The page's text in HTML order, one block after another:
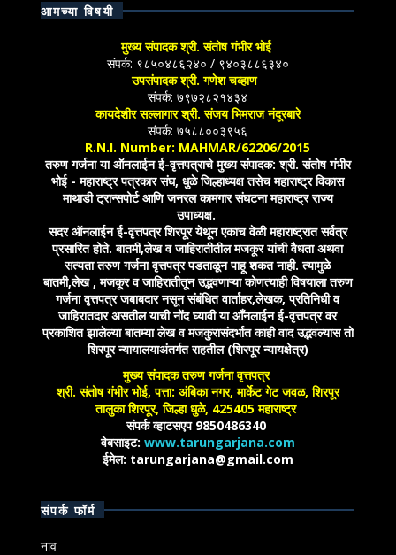
आमच्या विषयी
मुख्य संपादक श्री. संतोष गंभीर भोई
संपर्क: ९८५०४८६२४० / ९४०३८८६३४०
उपसंपादक श्री. गणेश चव्हाण
संपर्क: ७९७२८२१४३४
कायदेशीर सल्लागार श्री. संजय भिमराज नंदूरबारे
संपर्क: ७५८८००३९५६
R.N.I. Number: MAHMAR/62206/2015
तरुण गर्जना या ऑनलाईन ई-वृत्तपत्राचे मुख्य संपादक: श्री. संतोष गंभीर
भोई - महाराष्ट्र पत्रकार संघ, धुळे जिल्हाध्यक्ष तसेच महाराष्ट्र विकास
माथाडी ट्रान्सपोर्ट आणि जनरल कामगार संघटना महाराष्ट्र राज्य
उपाध्यक्ष.
सदर ऑनलाईन ई-वृत्तपत्र शिरपूर येथून एकाच वेळी महाराष्ट्रात सर्वत्र
प्रसारित होते. बातमी,लेख व जाहिरातीतील मजकूर यांची वैधता अथवा
सत्यता तरुण गर्जना वृत्तपत्र पडताळून पाहू शकत नाही. त्यामुळे
बातमी,लेख , मजकूर व जाहिरातीतून उद्भवणाऱ्या कोणत्याही विषयाला तरुण
गर्जना वृत्तपत्र जबाबदार नसून संबंधित वार्ताहर,लेखक, प्रतिनिधी व
जाहिरातदार असतील याची नोंद घ्यावी या आँनलाईन ई-वृत्तपत्र वर
प्रकाशित झालेल्या बातम्या लेख व मजकुरासंदर्भात काही वाद उद्भवल्यास तो
शिरपूर न्यायालयाअंतर्गत राहतील (शिरपूर न्यायक्षेत्र)
मुख्य संपादक तरुण गर्जना वृत्तपत्र
श्री. संतोष गंभीर भोई, पत्ता: अंबिका नगर, मार्केट गेट जवळ, शिरपूर
तालुका शिरपूर, जिल्हा धुळे, 425405 महाराष्ट्र
संपर्क व्हाटसएप 9850486340
वेबसाइट: www.tarungarjana.com
ईमेल: tarungarjana@gmail.com
संपर्क फॉर्म
नाव